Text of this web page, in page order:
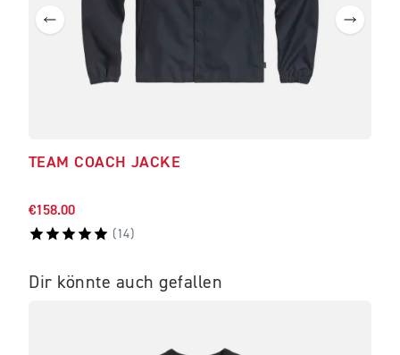
TEAM COACH JACKE
€158.00
( 14)
Dir könnte auch gefallen